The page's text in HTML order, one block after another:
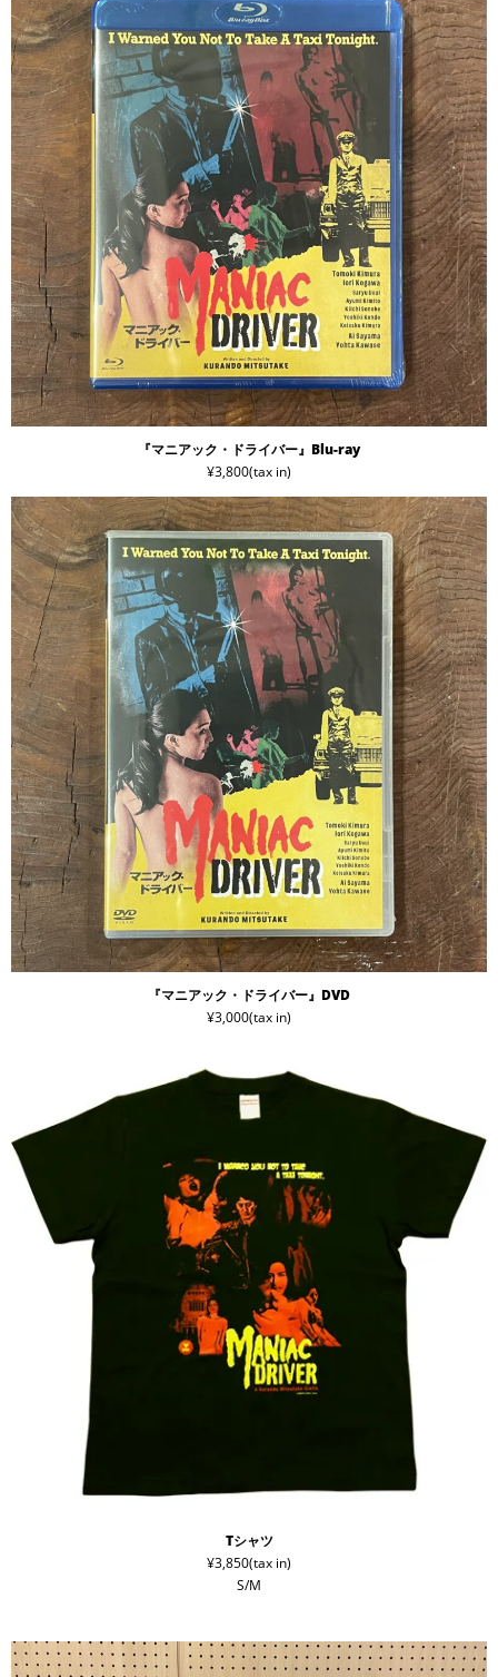
『マニアック・ドライバー』Blu-ray
¥3,800(tax in)
『マニアック・ドライバー』DVD
¥3,000(tax in)
Tシャツ
¥3,850(tax in)
S/M